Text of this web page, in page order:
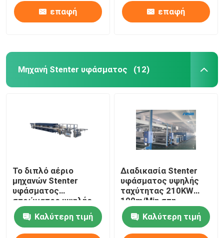
επαφή επαφή
Μηχανή Stenter υφάσματος (12)
Το διπλό αέριο
μηχανών Stenter
υφάσματος
στρώματος υψηλής
ταχύτητας που
θερμαίνεται για
πλέκει το ύφασμα
Καλύτερη τιμή
Διαδικασία Stenter
υφάσματος υψηλής
ταχύτητας 210KW
100m/Min στη
βιομηχανία
κλωστοϋφαντουργίας
2800mm
Καλύτερη τιμή